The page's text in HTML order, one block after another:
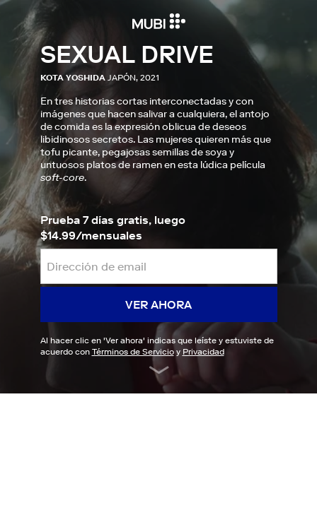
SEXUAL DRIVE
KOTA YOSHIDA JAPÓN, 2021
En tres historias cortas interconectadas y con
imágenes que hacen salivar a cualquiera, el antojo
de comida es la expresión oblicua de deseos
libidinosos secretos. Las mujeres quieren más que
tofu picante, pegajosas semillas de soya y
untuosos platos de ramen en esta lúdica película
soft-core.
Prueba 7 días gratis, luego
$14.99/mensuales
VER AHORA
Al hacer clic en 'Ver ahora' indicas que leíste y estuviste de
acuerdo con Términos de Servicioy Privacidad